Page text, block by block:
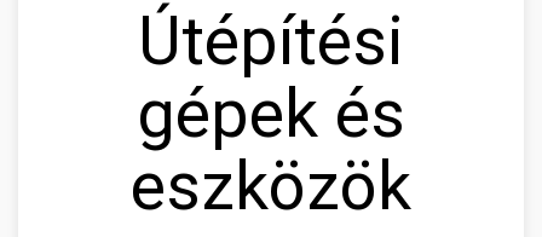
Útépítési
gépek és
eszközök